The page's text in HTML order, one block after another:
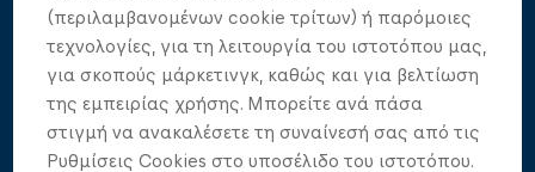
Partners
(περιλαμβανομένων cookie τρίτων) ή παρόμοιες
τεχνολογίες, για τη λειτουργία του ιστοτόπου μας,
για σκοπούς μάρκετινγκ, καθώς και για βελτίωση
της εμπειρίας χρήσης. Μπορείτε ανά πάσα
στιγμή να ανακαλέσετε τη συναίνεσή σας από τις
Ρυθμίσεις Cookies στο υποσέλιδο του ιστοτόπου.